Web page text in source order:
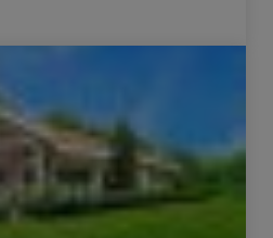
302 m²